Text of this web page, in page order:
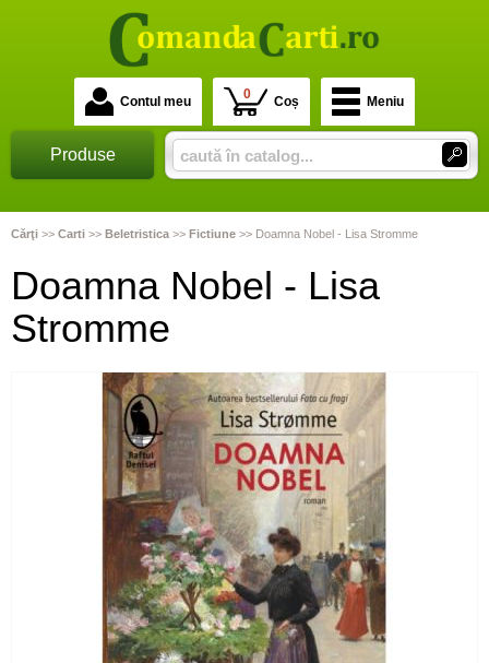
Contul meu 0 Coș Meniu
Produse
Cărţi >> Carti >> Beletristica >> Fictiune >> Doamna Nobel - Lisa Stromme
Doamna Nobel - Lisa
Stromme